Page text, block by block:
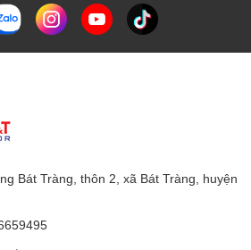
Bát Tràng, thôn 2, xã Bát Tràng, huyện